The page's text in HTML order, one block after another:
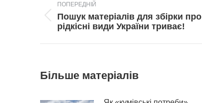
navigation
ПОПЕРЕДНІЙ
Попередній
пост:
Пошук матеріалів для збірки про
рідкісні види України триває!
Більше матеріалів